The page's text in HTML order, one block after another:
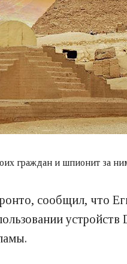
граждан и шпионит за
сообщил, что
устройств